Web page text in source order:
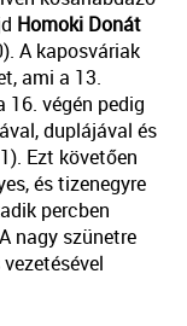
Homoki Donát
A kaposváriak
ami a 13.
16. végén pedig
duplájával és
Ezt követően
és tizenegyre
percben
nagy szünetre